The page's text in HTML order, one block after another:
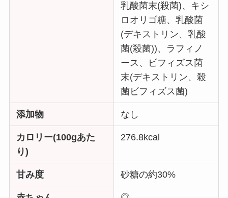
乳酸菌末(殺菌)、キシ
ロオリゴ糖、乳酸菌
(デキストリン、乳酸
菌(殺菌))、ラフィノ
ース、ビフィズス菌
末(デキストリン、殺
菌ビフィズス菌)
添加物 なし
カロリー(100gあた
り)
276.8kcal
甘み度 砂糖の約30%